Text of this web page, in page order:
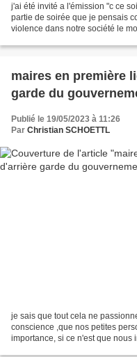
j'ai été invité a l'émission "c ce
partie de soirée que je pensais
violence dans notre société le
maires en première
garde du
Publié le 19/05/2023 à 11:26
Par Christian SCHOETTL
je sais que tout cela ne
conscience ,que nos petites
importance, si ce n'est que nous